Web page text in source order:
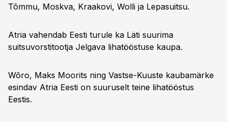
Tõmmu, Moskva, Kraakovi, Wolli ja Lepasuitsu.
Atria vahendab Eesti turule ka Läti suurima
suitsuvorstitootja Jelgava lihatööstuse kaupa.
Wõro, Maks Moorits ning Vastse-Kuuste kaubamärke
esindav Atria Eesti on suuruselt teine lihatööstus
Eestis.